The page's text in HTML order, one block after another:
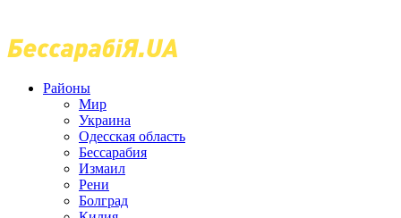
Районы
Мир
Украина
Одесская область
Бессарабия
Измаил
Рени
Болград